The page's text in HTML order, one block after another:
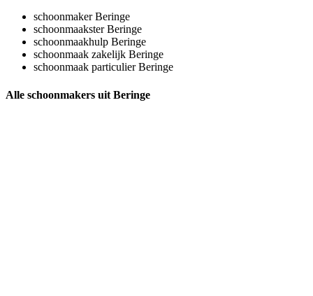
schoonmaker Beringe
schoonmaakster Beringe
schoonmaakhulp Beringe
schoonmaak zakelijk Beringe
schoonmaak particulier Beringe
Alle schoonmakers uit Beringe